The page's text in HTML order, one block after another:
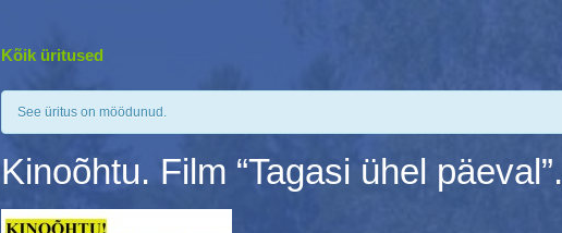
Kõik üritused
See üritus on möödunud.
Kinoõhtu. Film “Tagasi ühel päeval”.